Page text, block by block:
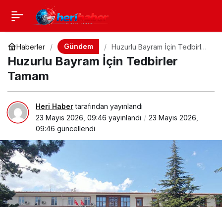
Haberler Gündem
Huzurlu Bayram İçin Tedbirler
Tamam
Huzurlu Bayram İçin Tedbirler
Tamam
Heri Habertarafından yayınlandı
23 Mayıs 2026, 09:46 yayınlandı
23 Mayıs 2026,
09:46 güncellendi